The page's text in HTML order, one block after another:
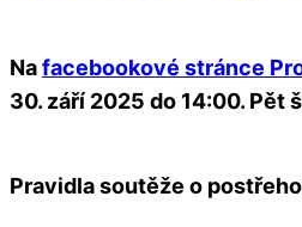
Nafacebookové stránce
30. září 2025 do 14:00.
Pravidla soutěže o